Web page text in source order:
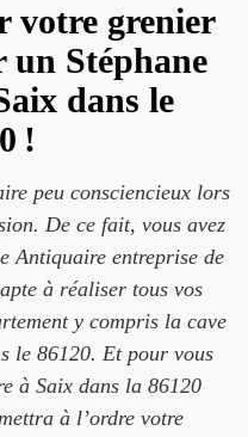
votre grenier
un Stéphane
dans le
!
peu consciencieux lors
De ce fait, vous avez
Antiquaire entreprise de
à réaliser tous vos
y compris la cave
le 86120. Et pour vous
à Saix dans la 86120
à l’ordre votre